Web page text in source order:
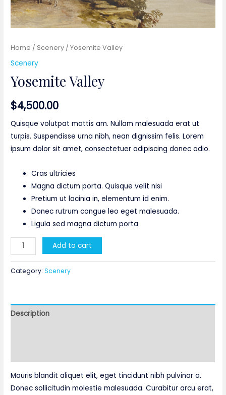
Home / Scenery / Yosemite Valley
Scenery
Yosemite Valley
$4,500.00
Quisque volutpat mattis am. Nullam malesuada erat ut
turpis. Suspendisse urna nibh, nean dignissim felis. Lorem
ipsum dolor sit amet, consectetuer adipiscing donec odio.
Cras ultricies
Magna dictum porta. Quisque velit nisi
Pretium ut lacinia in, elementum id enim.
Donec rutrum congue leo eget malesuada.
Ligula sed magna dictum porta
Yosemite
Valley
quantity
Add to cart
Category:Scenery
Description
Mauris blandit aliquet elit, eget tincidunt nibh pulvinar a.
Donec sollicitudin molestie malesuada. Curabitur arcu erat,